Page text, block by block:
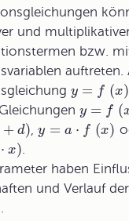
und
bzw.
auftreten.
y = f (x)
y = f (
+ d),y = a ⋅ f (x)
⋅ x).
haben
und Verlauf